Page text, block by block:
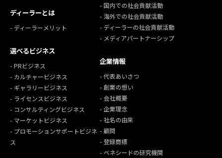
ディーラーとは
- ディーラーメリット
選べるビジネス
- PRビジネス
- カルチャービジネス
- ギャラリービジネス
- ライセンスビジネス
- コンサルティングビジネス
- マーケットビジネス
- プロモーションサポートビジネ
ス
- 国内での社会貢献活動
- 海外での社会貢献活動
- ディーラーの社会貢献活動
- メディアパートナーシップ
企業情報
- 代表あいさつ
- 創業の想い
- 会社概要
- 企業理念
- 社名の由来
- 顧問
- 登録商標
- ベネシードの研究機関